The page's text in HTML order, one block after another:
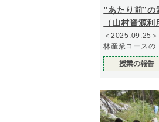
”あたり前”の
（山村資源
＜2025.09.25
林産業コースの
授業の報告